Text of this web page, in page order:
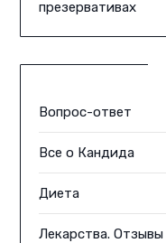
презервативах
Вопрос-ответ
Все о Кандида
Диета
Лекарства. Отзывы